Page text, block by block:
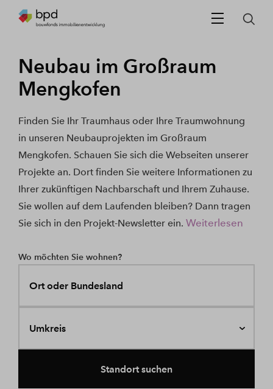
Neubau im Großraum
Mengkofen
Finden Sie Ihr Traumhaus oder Ihre Traumwohnung
in unseren Neubauprojekten im Großraum
Mengkofen. Schauen Sie sich die Webseiten unserer
Projekte an. Dort finden Sie weitere Informationen zu
Ihrer zukünftigen Nachbarschaft und Ihrem Zuhause.
Sie wollen auf dem Laufenden bleiben? Dann tragen
Sie sich in den Projekt-Newsletter ein. Weiterlesen
Wo möchten Sie wohnen?
Ort oder Bundesland
Umkreis
Standort suchen